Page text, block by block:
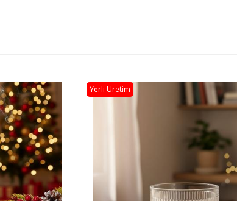
Yerli Üretim